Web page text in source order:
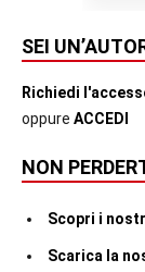
SEI
Richiedi
oppure ACCEDI
NON
Scopri i
Scarica la